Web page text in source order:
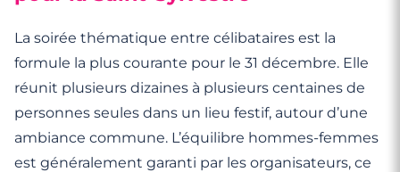
La soirée thématique entre célibataires est la
formule la plus courante pour le 31 décembre. Elle
réunit plusieurs dizaines à plusieurs centaines de
personnes seules dans un lieu festif, autour d’une
ambiance commune. L’équilibre hommes-femmes
est généralement garanti par les organisateurs, ce